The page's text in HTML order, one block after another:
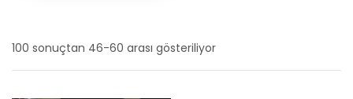
100 sonuçtan 46-60 arası gösteriliyor